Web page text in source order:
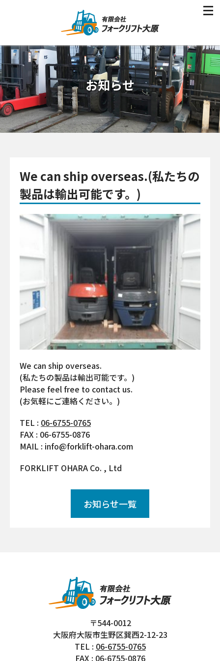
お知らせ
We can ship overseas.(私たちの
製品は輸出可能です。)
We can ship overseas.
(私たちの製品は輸出可能です。)
Please feel free to contact us.
(お気軽にご連絡ください。)
TEL : 06-6755-0765
FAX : 06-6755-0876
MAIL : info@forklift-ohara.com
FORKLIFT OHARA Co. , Ltd
お知らせ一覧
〒544-0012
大阪府大阪市生野区巽西2-12-23
TEL : 06-6755-0765
FAX : 06-6755-0876